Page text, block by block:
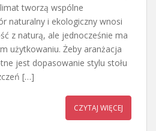
tworzą wspólne
naturalny i ekologiczny wnosi
z naturą, ale jednocześnie ma
użytkowaniu. Żeby aranżacja
jest dopasowanie stylu stołu
[…]
CZYTAJ WIĘCEJ